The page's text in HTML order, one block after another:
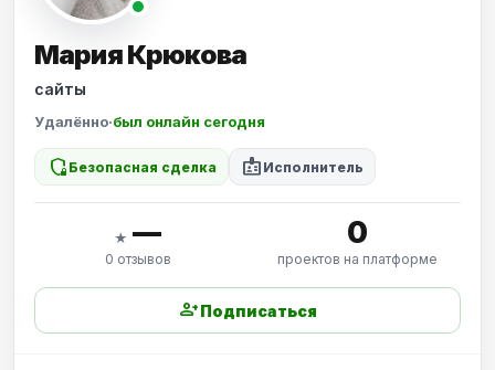
Мария Крюкова
сайты
Удалённо·был онлайн сегодня
shield_locked Безопасная сделка badge Исполнитель
★ —
0 отзывов
0
проектов на платформе
person_addПодписаться